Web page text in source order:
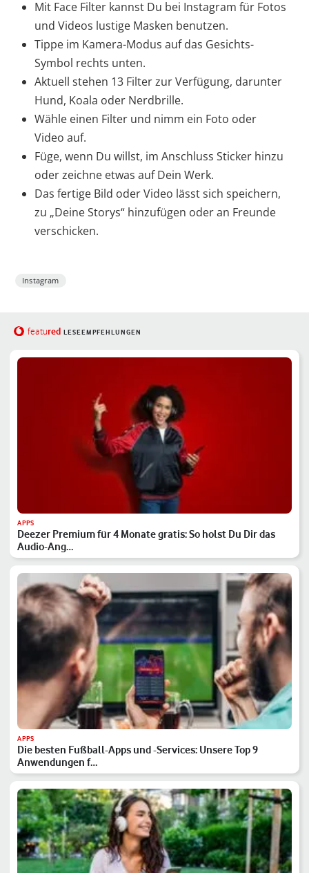
Mit Face Filter kannst Du bei Instagram für Fotos
und Videos lustige Masken benutzen.
Tippe im Kamera-Modus auf das Gesichts-
Symbol rechts unten.
Aktuell stehen 13 Filter zur Verfügung, darunter
Hund, Koala oder Nerdbrille.
Wähle einen Filter und nimm ein Foto oder
Video auf.
Füge, wenn Du willst, im Anschluss Sticker hinzu
oder zeichne etwas auf Dein Werk.
Das fertige Bild oder Video lässt sich speichern,
zu „Deine Storys“ hinzufügen oder an Freunde
verschicken.
Instagram
featured LESEEMPFEHLUNGEN
APPS
Deezer Premium für 4 Monate gratis: So holst Du Dir das
Audio-Ang…
APPS
Die besten Fußball-Apps und -Services: Unsere Top 9
Anwendungen f…